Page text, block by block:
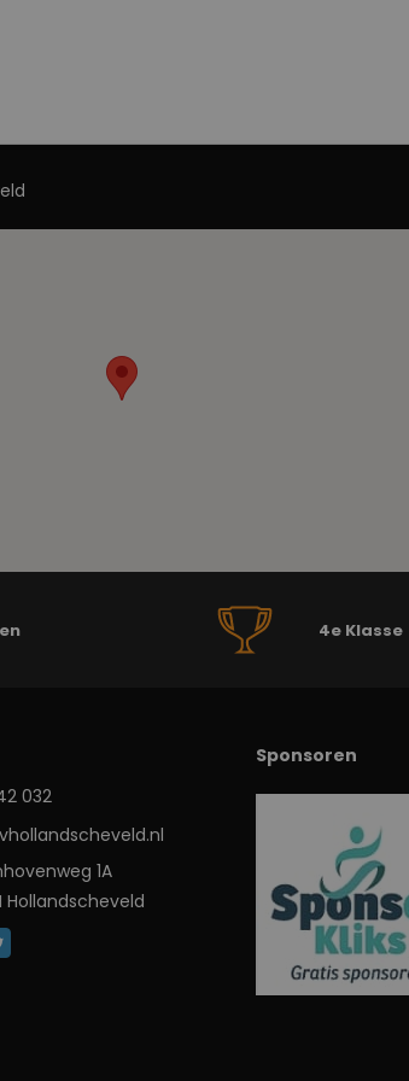
4e Klasse
032
1A
Hollandscheveld
Sponsoren